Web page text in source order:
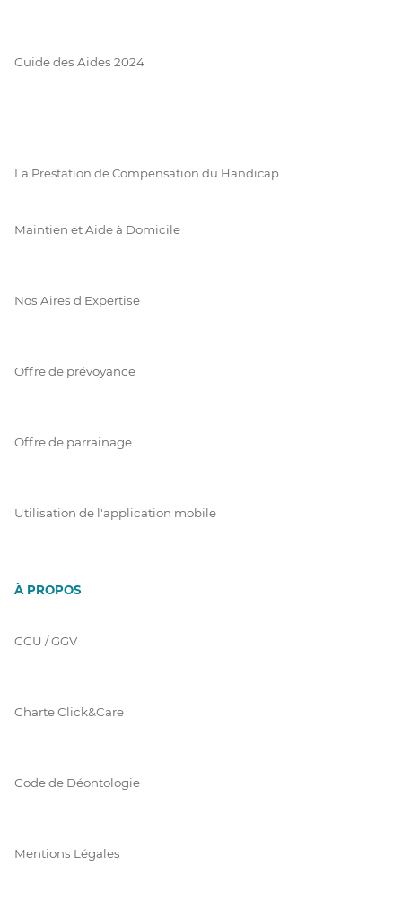
Guide des Aides 2024
La Prestation de Compensation du Handicap
Maintien et Aide à Domicile
Nos Aires d'Expertise
Offre de prévoyance
Offre de parrainage
Utilisation de l'application mobile
À PROPOS
CGU / GGV
Charte Click&Care
Code de Déontologie
Mentions Légales